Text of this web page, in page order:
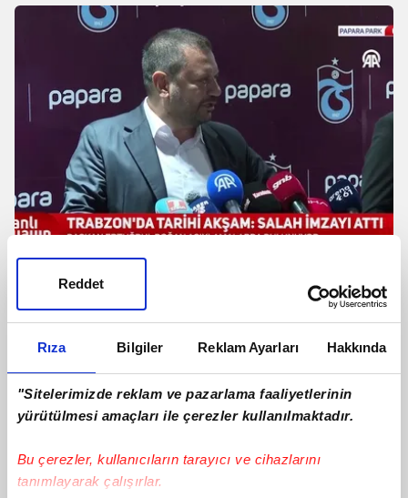
Rıza Bilgiler Reklam Ayarları Hakkında
"Sitelerimizde reklam ve pazarlama faaliyetlerinin
yürütülmesi amaçları ile çerezler kullanılmaktadır.
Bu çerezler, kullanıcıların tarayıcı ve cihazlarını
tanımlayarak çalışırlar.
Reddet
Ertuğrul Doğan: Santrfor transferinde
en iyi oyuncuyu getirmeye çalışacağız